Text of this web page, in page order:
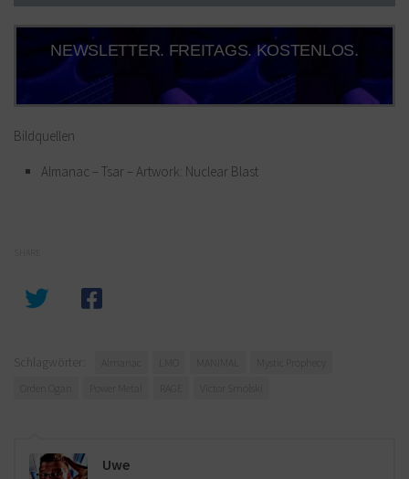
NEWSLETTER. FREITAGS. KOSTENLOS.
Bildquellen
Almanac – Tsar – Artwork: Nuclear Blast
Schlagwörter:
Uwe